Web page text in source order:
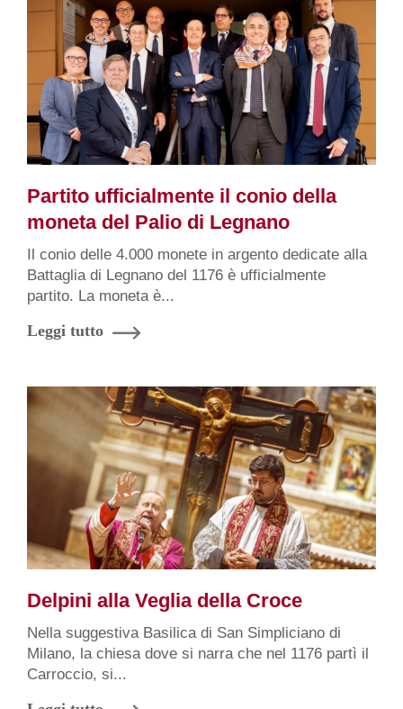
Partito ufficialmente il conio della
moneta del Palio di Legnano
Il conio delle 4.000 monete in argento dedicate alla
Battaglia di Legnano del 1176 è ufficialmente
partito. La moneta è...
Leggi tutto
Delpini alla Veglia della Croce
Nella suggestiva Basilica di San Simpliciano di
Milano, la chiesa dove si narra che nel 1176 partì il
Carroccio, si...